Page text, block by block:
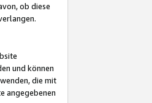
ob diese
und können
die mit
angegebenen